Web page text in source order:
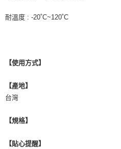
耐溫度 : -20˚C~120˚C
【使用方式】
【產地】
台灣
【規格】
【貼心提醒】